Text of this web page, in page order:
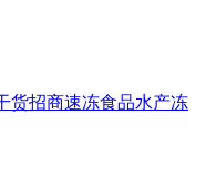
货招商速冻食品水产冻